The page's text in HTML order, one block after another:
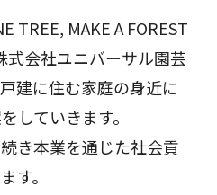
TREE, MAKE A FOREST
式会社ユニバーサル園芸
建に住む家庭の身近に
していきます。
き本業を通じた社会貢
す。